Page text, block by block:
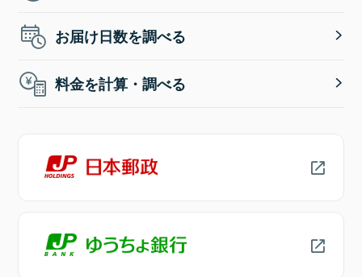
お届け日数を調べる
料金を計算・調べる